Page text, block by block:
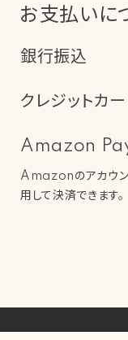
お支払いに
銀行振込
クレジットカー
Amazon
Amazonのアカウン
用して決済できます。